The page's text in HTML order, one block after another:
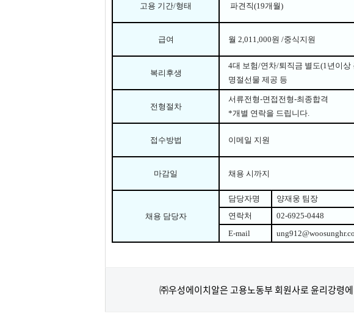
고용 기간/형태 파견직(19개월)
급여 월 2 ,011,000원 /중식지원
복리후생
4대 보험/연차/퇴직금 별도(1 년이상
명절선물 제공 등
전형절차
서류전형-면접전형-최종합격
*개별 연락을 드립니다.
접수방법 이메일 지원
마감일 채용 시까지
채용 담당자
담당자명
양재웅 팀장
연락처
02-6925-0448
E-mail
㈜우성에이치알은 고용노동부 회원사로 윤리강령